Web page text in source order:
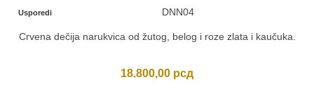
Usporedi DNN04
Crvena dečija narukvica od žutog, belog i roze zlata i kaučuka.
18.800,00 рсд